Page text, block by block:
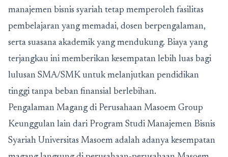
manajemen bisnis syariah tetap memperoleh fasilitas
pembelajaran yang memadai, dosen berpengalaman,
serta suasana akademik yang mendukung. Biaya yang
terjangkau ini memberikan kesempatan lebih luas bagi
lulusan SMA/SMK untuk melanjutkan pendidikan
tinggi tanpa beban finansial berlebihan.
Pengalaman Magang di Perusahaan Masoem Group
Keunggulan lain dari Program Studi Manajemen Bisnis
Syariah Universitas Masoem adalah adanya kesempatan